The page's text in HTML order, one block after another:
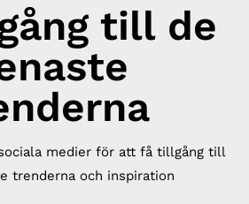
till de
medier för att få tillgång till
trenderna och inspiration